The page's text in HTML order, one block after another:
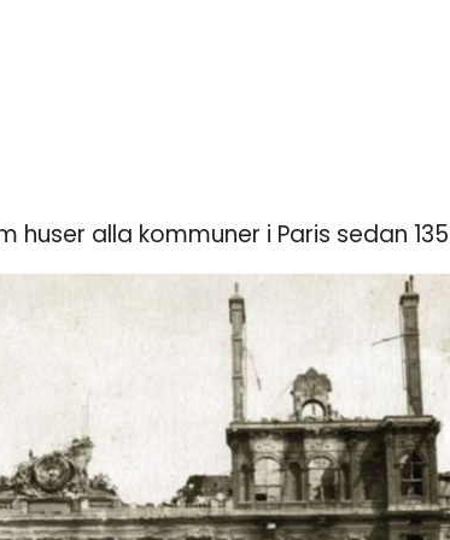
huser alla kommuner i Paris sedan